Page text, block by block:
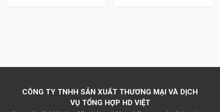
Chúng tôi cung cấp bình ắc quy
CÔNG TY TNHH SẢN XUẤT THƯƠNG MẠI VÀ DỊCH
VỤ TỔNG HỢP HD VIỆT